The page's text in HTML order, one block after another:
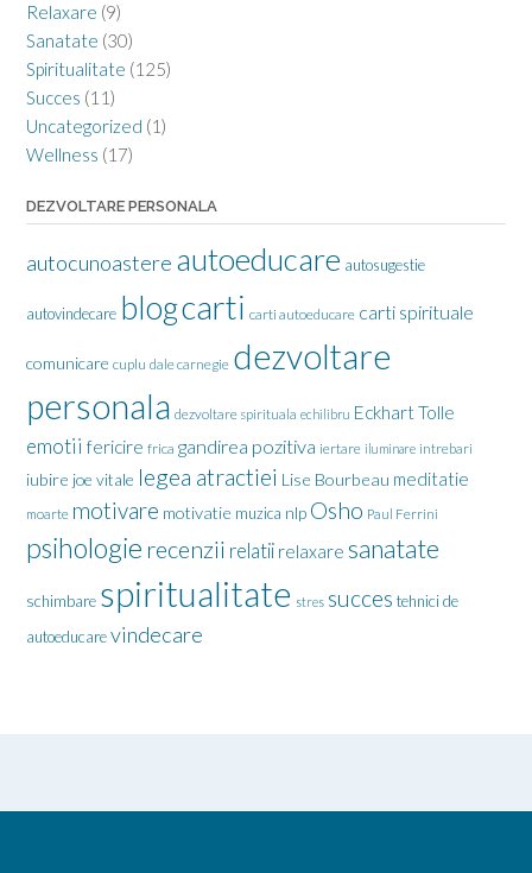
Relaxare (9)
Sanatate (30)
Spiritualitate (125)
Succes (11)
Uncategorized (1)
Wellness (17)
DEZVOLTARE PERSONALA
autocunoastere autoeducare autosugestie
autovindecare blogcarti carti autoeducare carti spirituale
comunicare cuplu dale carnegie dezvoltare
personala dezvoltare spirituala echilibru Eckhart Tolle
emotii fericire frica gandirea pozitiva iertare iluminare intrebari
iubire joe vitale legea atractiei Lise Bourbeau meditatie
moarte motivare motivatie muzica nlp Osho Paul Ferrini
psihologie recenzii relatii relaxare sanatate
schimbare spiritualitate stres succes tehnici de
autoeducarevindecare